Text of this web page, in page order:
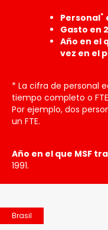
Personal*
Gasto en
Año en el
vez en el
* La cifra de personal
tiempo completo o
Por ejemplo, dos
un FTE.
Año en el que MSF
1991.
Brasil